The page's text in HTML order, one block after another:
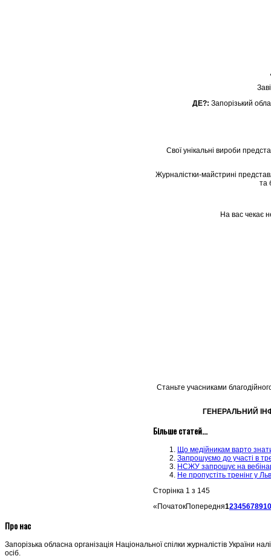
ДЕ?: Запорізький
Свої унікальні вироби
Журналістки-майстрині
та
На вас чекає
Станьте учасниками
ГЕНЕРАЛЬНИЙ
Більше статей...
Що медійникам варто
Запрошуємо до участі в
НСЖУ запрошує на вебінар
Не пропустіть тренінг у
Сторінка 1 з 145
«ПочатокПопередня12345678910
Про нас
Запорізька обласна організація Національної спілки журналістів України
осіб.